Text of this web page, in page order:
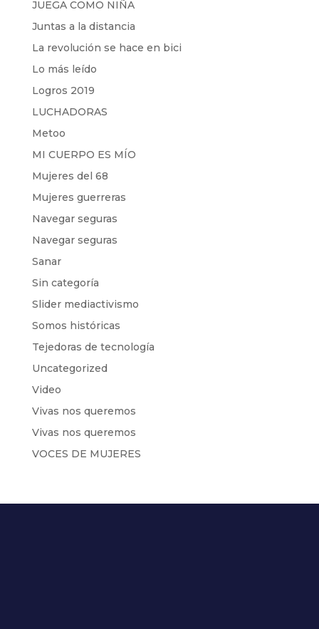
JUEGA COMO NIÑA
Juntas a la distancia
La revolución se hace en bici
Lo más leído
Logros 2019
LUCHADORAS
Metoo
MI CUERPO ES MÍO
Mujeres del 68
Mujeres guerreras
Navegar seguras
Navegar seguras
Sanar
Sin categoría
Slider mediactivismo
Somos históricas
Tejedoras de tecnología
Uncategorized
Video
Vivas nos queremos
Vivas nos queremos
VOCES DE MUJERES